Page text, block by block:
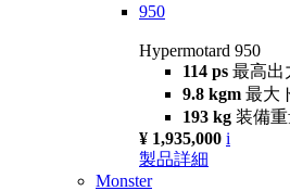
950
Hypermotard 950
114 ps 最高出
9.8 kgm 最大
193 kg 装備重
¥ 1,935,000 i
製品詳細
Monster